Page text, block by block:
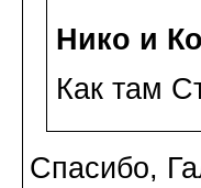
Нико и
Как там
Спасибо,